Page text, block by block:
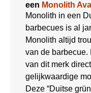
een Monolith
Monolith in een
barbecues is al
Monolith altijd
van de
van dit merk
gelijkwaardige
Deze “Duitse